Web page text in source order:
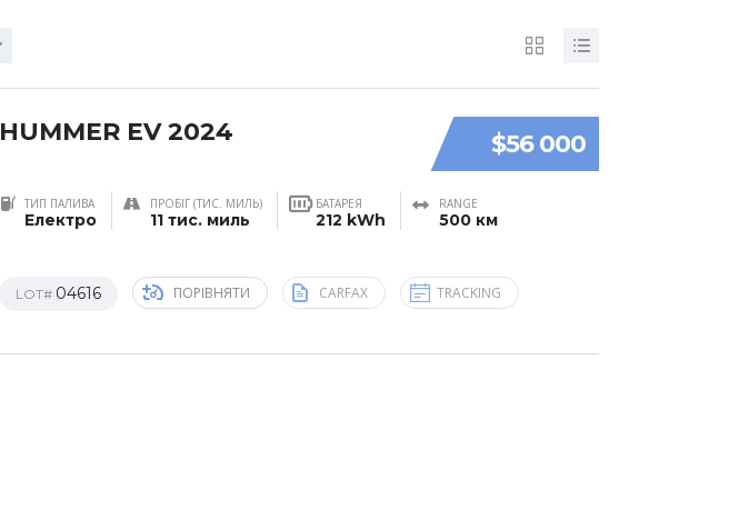
$56 000
HUMMER EV 2024
ТИП ПАЛИВА
Електро
ПРОБІГ (ТИС. МИЛЬ)
11 тис. миль
БАТАРЕЯ
212 kWh
RANGE
500 км
LOT# 04616 ПОРІВНЯТИ CARFAX TRACKING